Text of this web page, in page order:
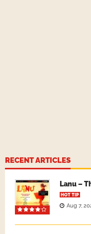
RECENT ARTICLES
Lanu –
HOT TIP
Aug 7,